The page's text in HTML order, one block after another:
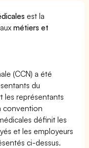
est la
métiers et
(CCN) a été
du
les représentants
convention
définit les
et les employeurs
ci-dessus.